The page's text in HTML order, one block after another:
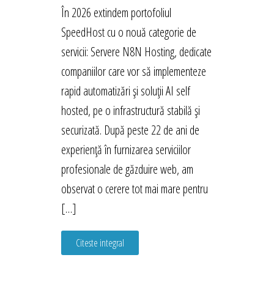
În 2026 extindem portofoliul
SpeedHost cu o nouă categorie de
servicii: Servere N8N Hosting, dedicate
companiilor care vor să implementeze
rapid automatizări și soluții AI self
hosted, pe o infrastructură stabilă și
securizată. După peste 22 de ani de
experiență în furnizarea serviciilor
profesionale de găzduire web, am
observat o cerere tot mai mare pentru
[…]
Citeste integral